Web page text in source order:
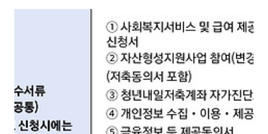
인정신청으로 나누어진다. 수급자격인정신청의 경우 수급자격인정신청
의 경우, 전산상 수급 여부 판단이 불가능하므로 반드시 관할 고용센터를
방문해 신청해야 한다. 실업급여 지급절차 실업급여지급대상 ▲이직(퇴
직) 전 18개월간 고용보험 가입 기간이 180일 이상 ▲근로 의사와 능력
이 있음에도 취업하지 못한 상태 ▲비자발적으로 퇴사한 경우에 대상자
에 포함될 수 있다. 자발적 퇴사자의 ..